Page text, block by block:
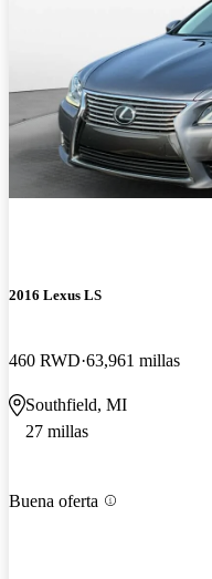
2016 Lexus LS
460 RWD 63,961 millas
Southfield, MI
27 millas
Buena oferta